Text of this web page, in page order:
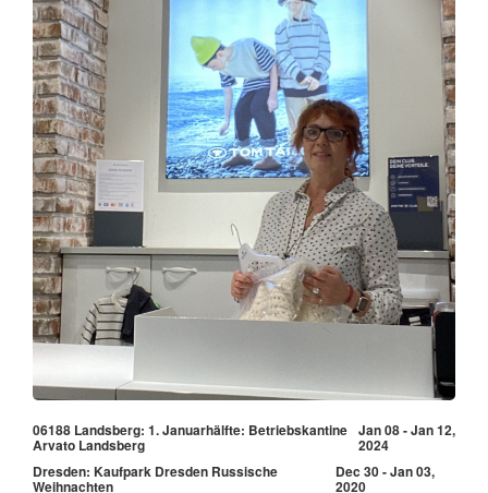
06188 Landsberg: 1. Januarhälfte: Betriebskantine
Arvato Landsberg
Jan 08 - Jan 12,
2024
Dresden: Kaufpark Dresden Russische
Weihnachten
Dec 30 - Jan 03,
2020